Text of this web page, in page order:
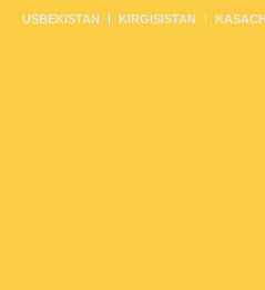
USBEKISTAN KIRGISISTAN